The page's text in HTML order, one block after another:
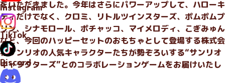
Instagram
TikTok
Discord
をいただきました。今年はさらにパワーアップして、ハローキ
ティだけでなく、クロミ、リトルツインスターズ、ポムポムプ
リン、シナモロール、ポチャッコ、マイメロディ、こぎみゅん
など、今回のハッピーセットのおもちゃとして登場する株式会
社サンリオの人気キャラクターたちが勢ぞろいする“サンリオ
キャラクターズ”とのコラボレーションゲームをお届けいたし
ます。